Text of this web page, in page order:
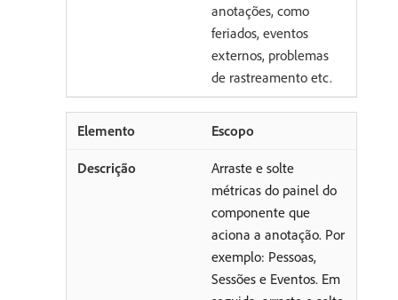
anotações, como
feriados, eventos
externos, problemas
de rastreamento etc.
Escopo
Arraste e solte
métricas do painel do
componente que
aciona a anotação. Por
exemplo: Pessoas,
Sessões e Eventos. Em